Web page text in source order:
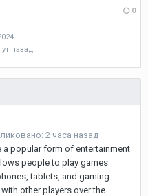
0
назад
2 часа назад
a popular form of entertainment
people to play games
tablets, and gaming
other players over the